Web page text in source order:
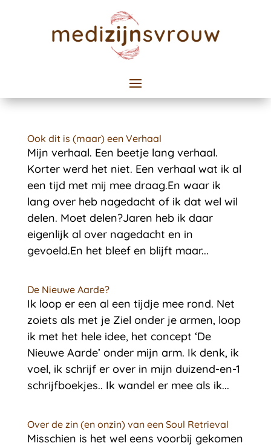
Ook dit is (maar) een Verhaal
Mijn verhaal. Een beetje lang verhaal.
Korter werd het niet. Een verhaal wat ik al
een tijd met mij mee draag.En waar ik
lang over heb nagedacht of ik dat wel wil
delen. Moet delen?Jaren heb ik daar
eigenlijk al over nagedacht en in
gevoeld.En het bleef en blijft maar...
De Nieuwe Aarde?
Ik loop er een al een tijdje mee rond. Net
zoiets als met je Ziel onder je armen, loop
ik met het hele idee, het concept ‘De
Nieuwe Aarde’ onder mijn arm. Ik denk, ik
voel, ik schrijf er over in mijn duizend-en-1
schrijfboekjes.. Ik wandel er mee als ik...
Over de zin (en onzin) van een Soul Retrieval
Misschien is het wel eens voorbij gekomen